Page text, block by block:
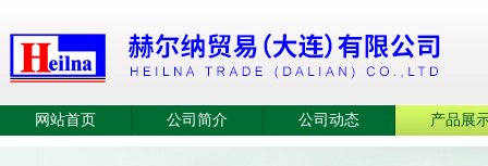
网站首页 公司简介 公司动态 产品展